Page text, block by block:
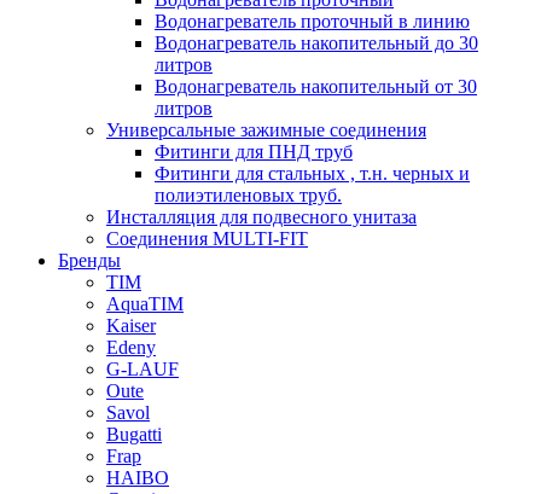
Водонагреватель проточный в линию
Водонагреватель накопительный до 30
литров
Водонагреватель накопительный от 30
литров
Универсальные зажимные соединения
Фитинги для ПНД труб
Фитинги для стальных , т.н. черных и
полиэтиленовых труб.
Инсталляция для подвесного унитаза
Соединения MULTI-FIT
Бренды
TIM
AquaTIM
Kaiser
Edeny
G-LAUF
Oute
Savol
Bugatti
Frap
HAIBO